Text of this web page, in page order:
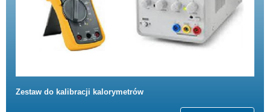
Zestaw do kalibracji kalorymetrów